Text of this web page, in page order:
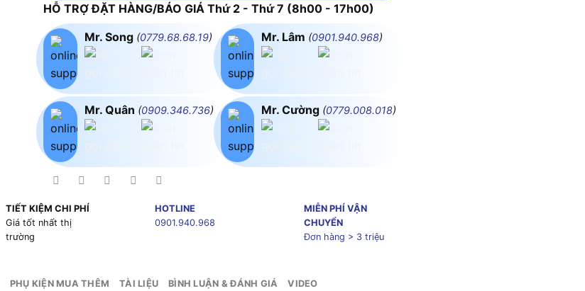
HỖ TRỢ ĐẶT HÀNG/BÁO GIÁ Thứ 2 - Thứ 7 (8h00 - 17h00)
Mr. Song (0779.68.68.19)
Mr. Quân (0909.346.736)
Mr. Lâm (0901.940.968)
Mr. Cường (0779.008.018)
TIẾT KIỆM CHI PHÍ
Giá tốt nhất thị
trường
HOTLINE
0901.940.968
MIỄN PHÍ VẬN
CHUYỂN
Đơn hàng > 3 triệu
PHỤ KIỆN MUA THÊM TÀI LIỆU BÌNH LUẬN & ĐÁNH GIÁ VIDEO